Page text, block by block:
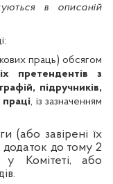
в описаній
праць) обсягом
претендентів з
підручників,
, із зазначенням
(або завірені їх
додаток до тому 2
у Комітеті, або